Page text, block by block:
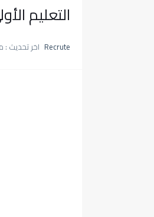
التعليم
Recrute اخر تحديث :